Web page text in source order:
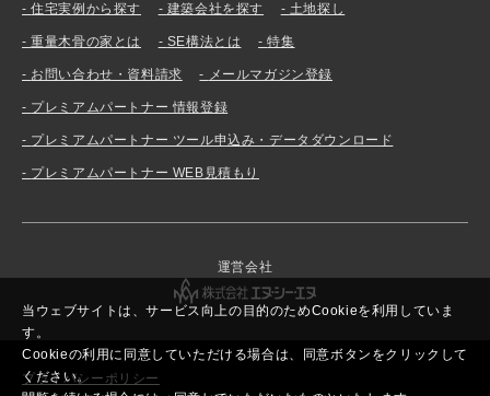
当ウェブサイトは、サービス向上の目的のためCookieを利用していま
す。
Cookieの利用に同意していただける場合は、同意ボタンをクリックして
ください。
住宅実例から探す 建築会社を探す 土地探し
重量木骨の家とは SE構法とは 特集
お問い合わせ・資料請求 メールマガジン登録
プレミアムパートナー 情報登録
プレミアムパートナー ツール申込み・データダウンロード
プレミアムパートナー WEB見積もり
運営会社
プライバシーポリシー